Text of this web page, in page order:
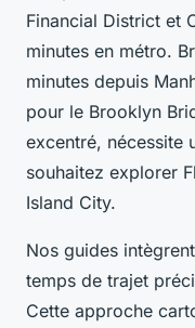
Financial District et
minutes en métro.
minutes depuis
pour le Brooklyn
excentré, nécessite
souhaitez explorer
Island City.
Nos guides
temps de trajet
Cette approche